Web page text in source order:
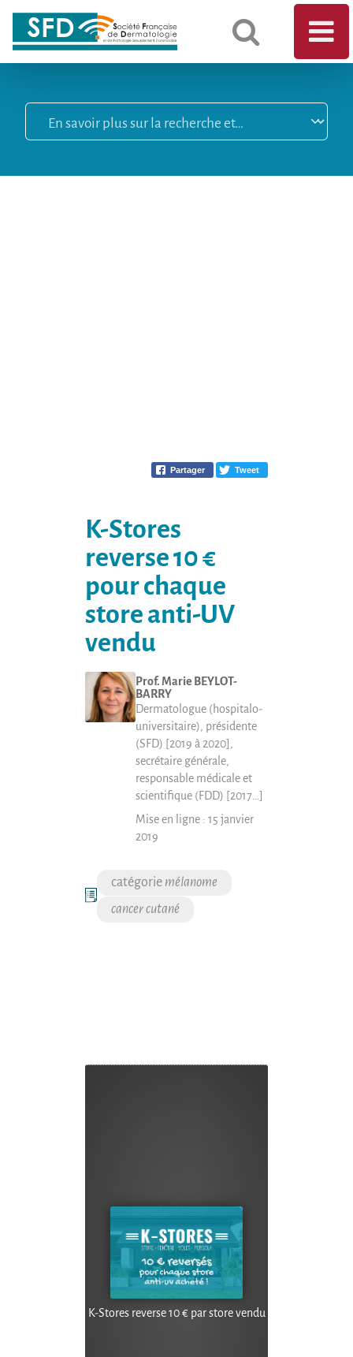
Partager Tweet
K-Stores
reverse 10 €
pour chaque
store anti-UV
vendu
Prof.Marie BEYLOT-
BARRY
dermatologue(hospitalo-
universitaire), présidente
(SFD) [2019 à 2020] ,
secrétaire générale,
responsable médicale et
scientifique (FDD) [2017…]
Mise en ligne : 15 janvier
2019
mélanome
cancer cutané
K-Stores reverse 10 € par store vendu